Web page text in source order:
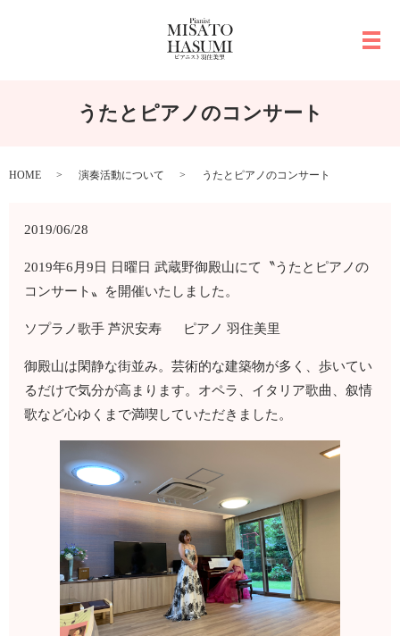
メ
うたとピアノのコンサート
HOME 演奏活動について うたとピアノのコンサート
2019/06/28
2019年6月9日 日曜日 武蔵野御殿山にて〝うたとピアノの
コンサート〟を開催いたしました。
ソプラノ歌手 芦沢安寿 ピアノ 羽住美里
御殿山は閑静な街並み。芸術的な建築物が多く、歩いてい
るだけで気分が高まります。オペラ、イタリア歌曲、叙情
歌など心ゆくまで満喫していただきました。